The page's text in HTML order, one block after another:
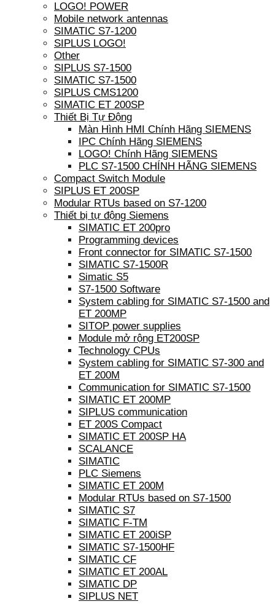
LOGO! POWER
Mobile network antennas
SIMATIC S7-1200
SIPLUS LOGO!
Other
SIPLUS S7-1500
SIMATIC S7-1500
SIPLUS CMS1200
SIMATIC ET 200SP
Thiết Bị Tự Động
Màn Hình HMI Chính Hãng SIEMENS
IPC Chính Hãng SIEMENS
LOGO! Chính Hãng SIEMENS
PLC S7-1500 CHÍNH HÃNG SIEMENS
Compact Switch Module
SIPLUS ET 200SP
Modular RTUs based on S7-1200
Thiết bị tự động Siemens
SIMATIC ET 200pro
Programming devices
Front connector for SIMATIC S7-1500
SIMATIC S7-1500R
Simatic S5
S7-1500 Software
System cabling for SIMATIC S7-1500 and
ET 200MP
SITOP power supplies
Module mở rộng ET200SP
Technology CPUs
System cabling for SIMATIC S7-300 and
ET 200M
Communication for SIMATIC S7-1500
SIMATIC ET 200MP
SIPLUS communication
ET 200S Compact
SIMATIC ET 200SP HA
SCALANCE
SIMATIC
PLC Siemens
SIMATIC ET 200M
Modular RTUs based on S7-1500
SIMATIC S7
SIMATIC F-TM
SIMATIC ET 200iSP
SIMATIC S7-1500HF
SIMATIC CF
SIMATIC ET 200AL
SIMATIC DP
SIPLUS NET